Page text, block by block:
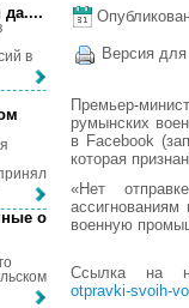
Версия
Премьер-
румынских
в Facebook
которая
«Нет
военную
Ссылка на
otpravki-svoih-
да....
в
о